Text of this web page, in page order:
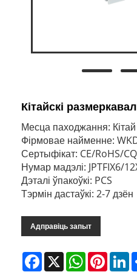
Кітайскі
Месца паходжання: Кітай
Фірмовае найменне:
Сертыфікат: CE/RoHS/
Нумар мадэлі: JPTFIX6/
Дэталі ўпакоўкі: PCS
Тэрмін дастаўкі: 2-7 дзён
Адправіць запыт
Facebook
X WhatsApp